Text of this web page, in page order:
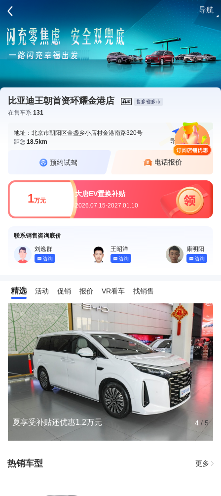
导航
比亚迪王朝首资环耀金港店 售多省多市
在售车系 131
地址：北京市朝阳区金盏乡小店村金港南路320号
距您18.5km 导航 电话
预约试驾 电话报价
1万元
大唐EV置换补贴
2026.07.15-2027.01.10
联系销售咨询底价
刘逸群
咨询
王昭洋
咨询
康明阳
咨询
精选 活动 促销 报价 VR看车 找销售
请登录
夏享受补贴还优惠1.2万元 4 / 5
热销车型 更多